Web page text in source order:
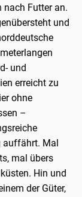
nach Futter an.
und
und
erreicht zu
ohne
–
auffährt. Mal
mal übers
Hin und
der Güter,